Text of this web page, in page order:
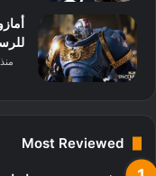
Most Reviewed